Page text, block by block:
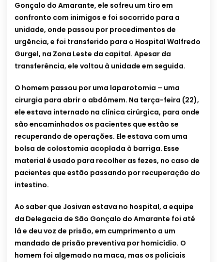
Gonçalo do Amarante, ele sofreu um tiro em
confronto com inimigos e foi socorrido para a
unidade, onde passou por procedimentos de
urgência, e foi transferido para o Hospital Walfredo
Gurgel, na Zona Leste da capital. Apesar da
transferência, ele voltou à unidade em seguida.
O homem passou por uma laparotomia – uma
cirurgia para abrir o abdómem. Na terça-feira (22),
ele estava internado na clínica cirúrgica, para onde
são encaminhados os pacientes que estão se
recuperando de operações. Ele estava com uma
bolsa de colostomia acoplada à barriga. Esse
material é usado para recolher as fezes, no caso de
pacientes que estão passando por recuperação do
intestino.
Ao saber que Josivan estava no hospital, a equipe
da Delegacia de São Gonçalo do Amarante foi até
lá e deu voz de prisão, em cumprimento a um
mandado de prisão preventiva por homicídio. O
homem foi algemado na maca, mas os policiais